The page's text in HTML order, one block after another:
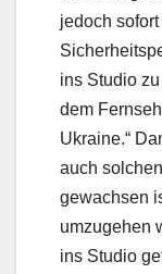
jedoch
ins Studio
dem
Ukraine.“
auch
gewachsen
umzugehen
ins Studio